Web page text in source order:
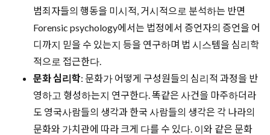
범죄자들의 행동을 미시적, 거시적으로 분석하는 반면
Forensic psychology에서는 법정에서 증언자의 증언을 어
디까지 믿을 수 있는지 등을 연구하며 법 시스템을 심리학
적으로 접근한다.
문화 심리학: 문화가 어떻게 구성원들의 심리적 과정을 반
영하고 형성하는지 연구한다. 똑같은 사건을 마주하더라
도 영국사람들의 생각과 한국 사람들의 생각은 각 나라의
문화와 가치관에 따라 크게 다를 수 있다. 이와 같은 문화